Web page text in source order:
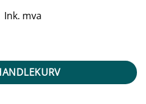
Ink. mva
venstre antall